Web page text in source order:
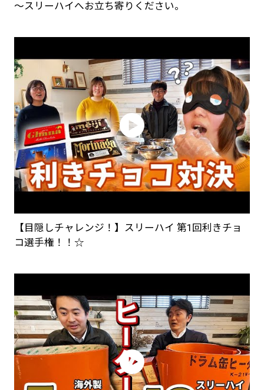
～スリーハイへお立ち寄りください。
【目隠しチャレンジ！】スリーハイ 第1回利きチョ
コ選手権！！☆